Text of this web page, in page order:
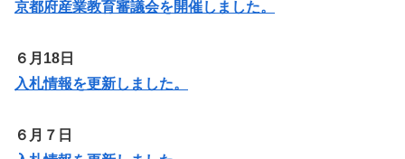
京都府産業教育審議会を開催しました。
６月18日
入札情報を更新しました。
６月７日